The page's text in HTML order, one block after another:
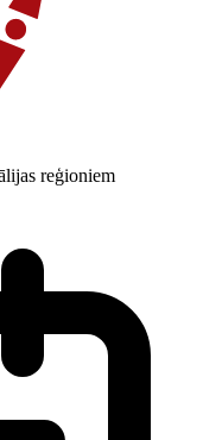
reģioniem